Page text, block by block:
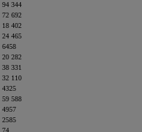
94 344
72 692
18 402
24 465
6458
20 282
38 331
32 110
4325
59 588
4957
2585